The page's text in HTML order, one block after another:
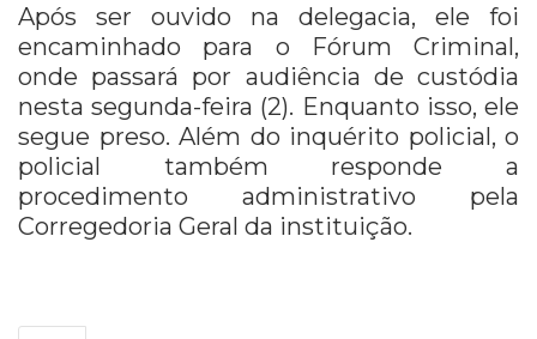
Após ser ouvido na delegacia, ele foi
encaminhado para o Fórum Criminal,
onde passará por audiência de custódia
nesta segunda-feira (2). Enquanto isso, ele
segue preso. Além do inquérito policial, o
policial também responde a
procedimento administrativo pela
Corregedoria Geral da instituição.